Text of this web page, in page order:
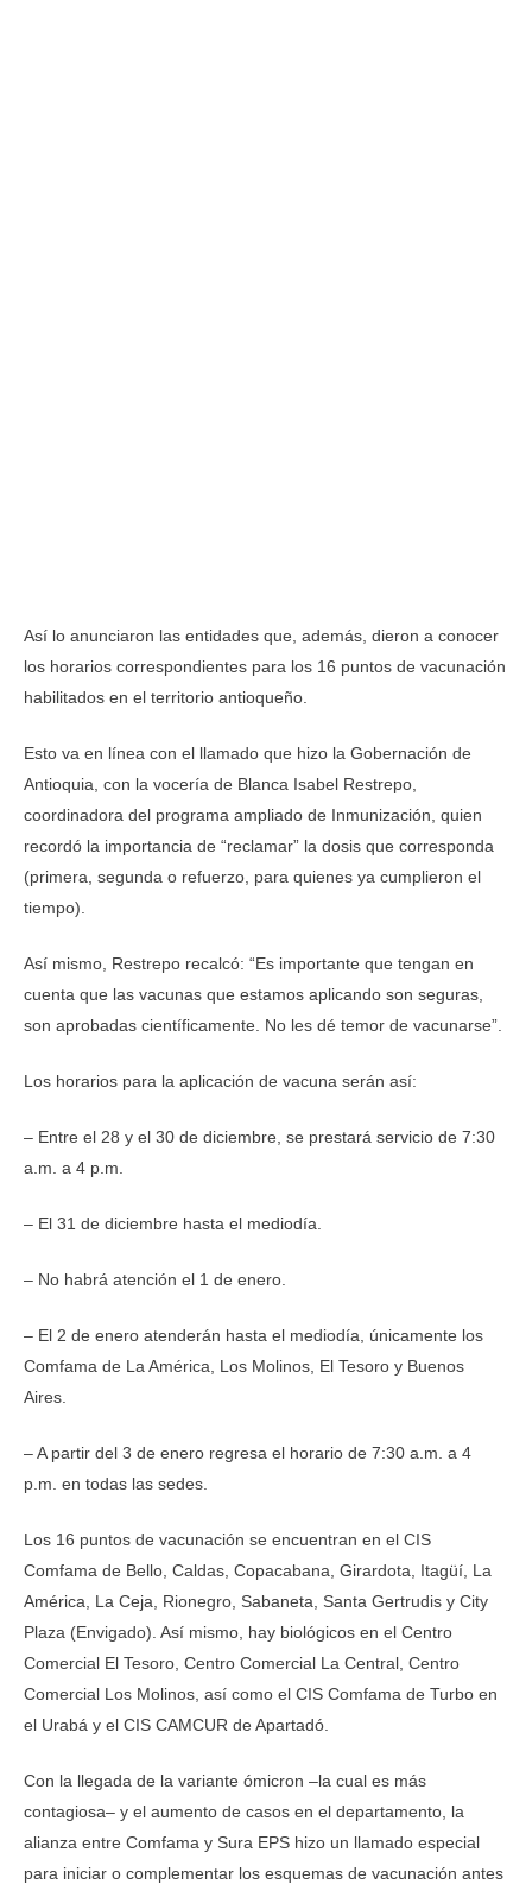
Así lo anunciaron las entidades que, además, dieron a conocer
los horarios correspondientes para los 16 puntos de vacunación
habilitados en el territorio antioqueño.
Esto va en línea con el llamado que hizo la Gobernación de
Antioquia, con la vocería de Blanca Isabel Restrepo,
coordinadora del programa ampliado de Inmunización, quien
recordó la importancia de “reclamar” la dosis que corresponda
(primera, segunda o refuerzo, para quienes ya cumplieron el
tiempo).
Así mismo, Restrepo recalcó: “Es importante que tengan en
cuenta que las vacunas que estamos aplicando son seguras,
son aprobadas científicamente. No les dé temor de vacunarse”.
Los horarios para la aplicación de vacuna serán así:
– Entre el 28 y el 30 de diciembre, se prestará servicio de 7:30
a.m. a 4 p.m.
– El 31 de diciembre hasta el mediodía.
– No habrá atención el 1 de enero.
– El 2 de enero atenderán hasta el mediodía, únicamente los
Comfama de La América, Los Molinos, El Tesoro y Buenos
Aires.
– A partir del 3 de enero regresa el horario de 7:30 a.m. a 4
p.m. en todas las sedes.
Los 16 puntos de vacunación se encuentran en el CIS
Comfama de Bello, Caldas, Copacabana, Girardota, Itagüí, La
América, La Ceja, Rionegro, Sabaneta, Santa Gertrudis y City
Plaza (Envigado). Así mismo, hay biológicos en el Centro
Comercial El Tesoro, Centro Comercial La Central, Centro
Comercial Los Molinos, así como el CIS Comfama de Turbo en
el Urabá y el CIS CAMCUR de Apartadó.
Con la llegada de la variante ómicron –la cual es más
contagiosa– y el aumento de casos en el departamento, la
alianza entre Comfama y Sura EPS hizo un llamado especial
para iniciar o complementar los esquemas de vacunación antes